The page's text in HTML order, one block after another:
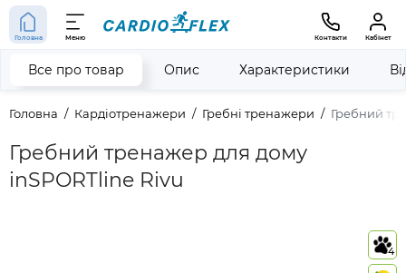
Головна Меню Контакти Кабінет
Головна Кардіотренажери Гребні тренажери Гребний
Гребний тренажер для дому
inSPORTline Rivu
Все про товар Опис Характеристики
4